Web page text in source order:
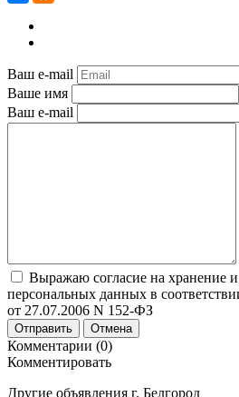
Ваш e-mail
Ваше имя
Ваш e-mail
Выражаю согласие на хранение
персональных данных в
от 27.07.2006 N 152-ФЗ
Отправить Отмена
Комментарии (0)
Комментировать
Другие объявления г. Белгород